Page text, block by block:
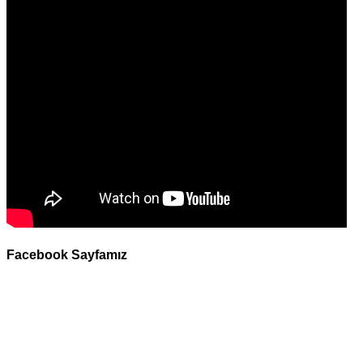
Facebook Sayfamız